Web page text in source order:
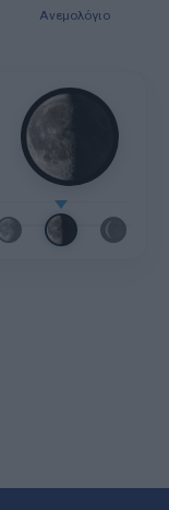
Ανεμολόγιο